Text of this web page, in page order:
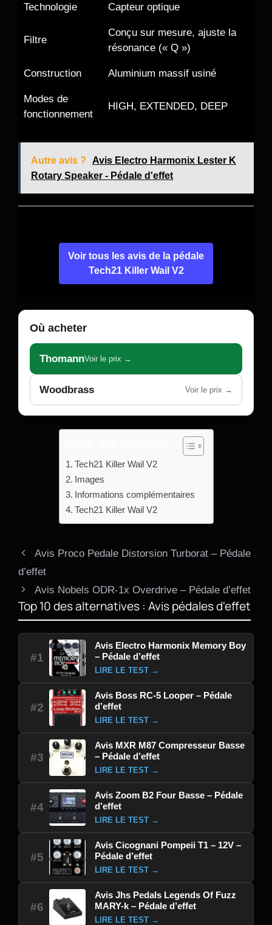
Technologie Capteur optique
Filtre
Conçu sur mesure, ajuste la
résonance (« Q »)
Construction Aluminium massif usiné
Modes de
fonctionnement
HIGH, EXTENDED, DEEP
Autre avis ?
Avis Electro Harmonix Lester K
Rotary Speaker - Pédale d'effet
Voir tous les avis de la pédale
Tech21 Killer Wail V2
Où acheter
ThomannVoir le prix →
Woodbrass Voir le prix →
Tech21 Killer Wail V2
Images
Informations complémentaires
Tech21 Killer Wail V2
Avis Proco Pedale Distorsion Turborat – Pédale
d’effet
Avis Nobels ODR-1x Overdrive – Pédale d’effet
Top 10 des alternatives : Avis pédales d'effet
#1
Avis Electro Harmonix Memory Boy
– Pédale d’effet
LIRE LE TEST →
#2
Avis Boss RC-5 Looper – Pédale
d’effet
LIRE LE TEST →
#3
Avis MXR M87 Compresseur Basse
– Pédale d’effet
LIRE LE TEST →
#4
Avis Zoom B2 Four Basse – Pédale
d’effet
LIRE LE TEST →
#5
Avis Cicognani Pompeii T1 – 12V –
Pédale d’effet
LIRE LE TEST →
#6
Avis Jhs Pedals Legends Of Fuzz
MARY-k – Pédale d’effet
LIRE LE TEST →